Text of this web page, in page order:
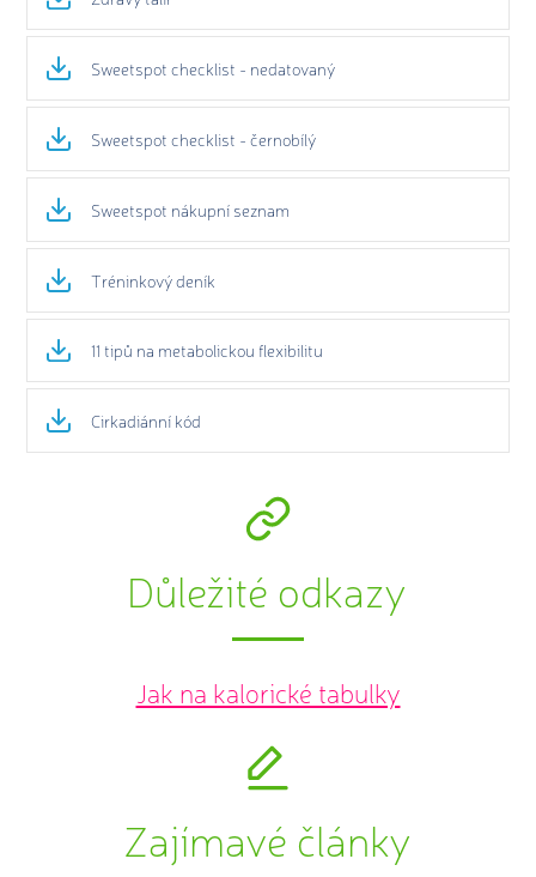
Sweetspot checklist - nedatovaný
Sweetspot checklist - černobílý
Sweetspot nákupní seznam
Tréninkový deník
11 tipů na metabolickou flexibilitu
Cirkadiánní kód
Důležité odkazy
Jak na kalorické tabulky
Zajímavé články